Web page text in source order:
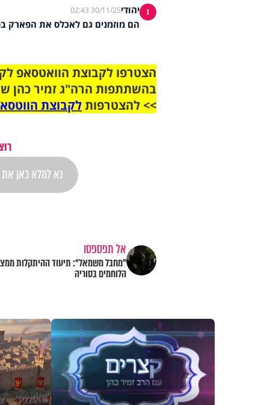
1 יהודי30/11/25 02:43
הם מוזמנים גם לאכלס את הפארק
בהשתתפות הרה"ג זמיר כהן
>> להצטרפותלקבוצת
אל תפספסו
"מחבל משמאל“: תיעוד ההיתקלות
הלוחמים בסוריה